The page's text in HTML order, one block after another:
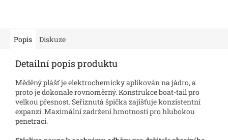
Popis Diskuze
Detailní popis produktu
Měděný plášť je elektrochemicky aplikován na jádro, a
proto je dokonale rovnoměrný.Konstrukce boat-tail pro
velkou přesnost.Seříznutá špička zajišťuje konzistentní
expanzi.Maximální zadržení hmotnosti pro hlubokou
penetraci.